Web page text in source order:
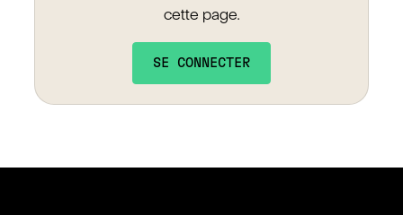
cette page.
SE CONNECTER